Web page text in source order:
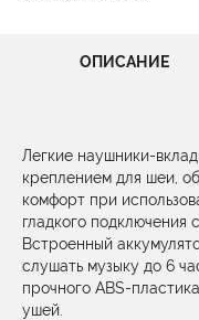
ОПИСАНИЕ
Легкие наушники-
креплением для шеи,
комфорт при
гладкого подключения
Встроенный
слушать музыку до 6
прочного ABS-
ушей.